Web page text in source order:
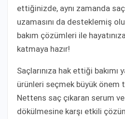
ettiğinizde, aynı zamanda
uzamasını da desteklemiş
bakım çözümleri ile
katmaya hazır!
Saçlarınıza hak ettiği bakımı
ürünleri seçmek büyük önem
Nettens saç çıkaran serum
dökülmesine karşı etkili